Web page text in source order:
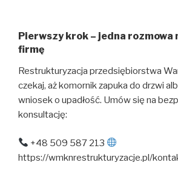
Pierwszy krok – jedna rozmowa
firmę
Restrukturyzacja przedsiębiorstwa
czekaj, aż komornik zapuka do drzwi
wniosek o upadłość. Umów się na
konsultację:
+48 509 587 213
https://wmknrestrukturyzacje.pl/